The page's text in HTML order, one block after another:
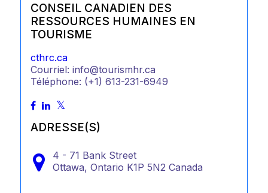
CONSEIL CANADIEN DES
RESSOURCES HUMAINES EN
TOURISME
cthrc.ca
Courriel: info@tourismhr.ca
Téléphone: (+1) 613-231-6949
ADRESSE(S)
4 - 71 Bank Street
Ottawa, Ontario K1P 5N2 Canada